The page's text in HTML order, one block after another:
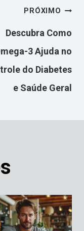
PRÓXIMO
Descubra Como
3 Ajuda no
do Diabetes
e Saúde Geral